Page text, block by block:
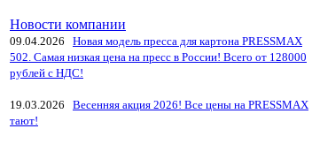
Новости компании
09.04.2026
Новая модель пресса для картона PRESSMAX
502. Самая низкая цена на пресс в России! Всего от 128000
рублей с НДС!
19.03.2026
Весенняя акция 2026! Все цены на PRESSMAX
тают!